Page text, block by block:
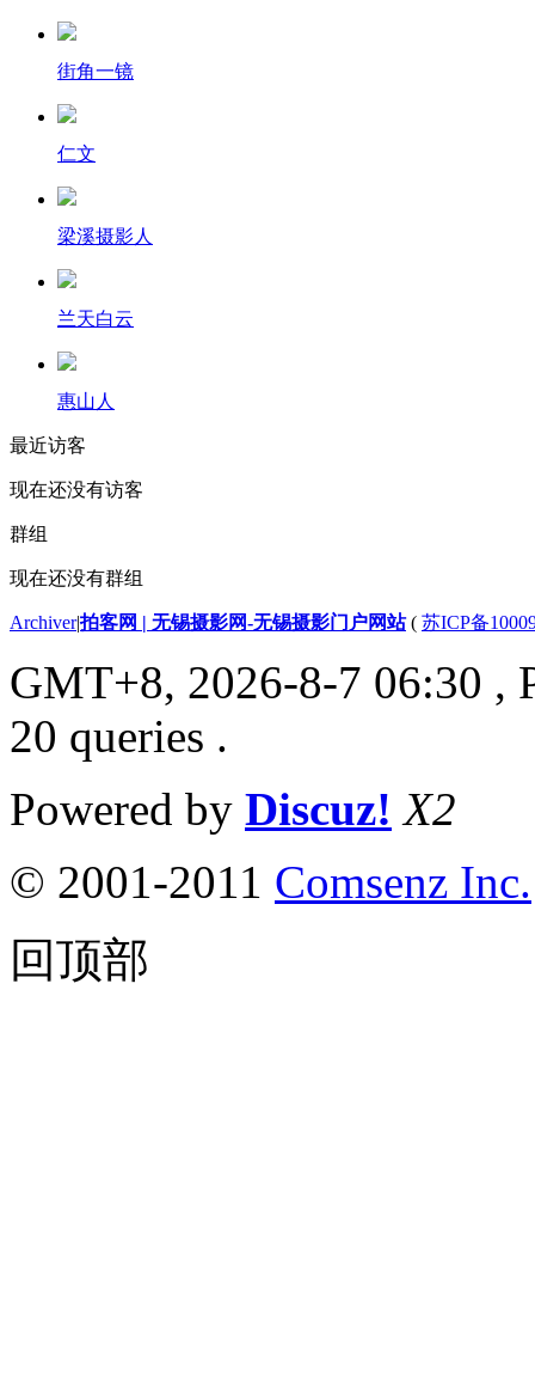
街角一镜
仁文
梁溪摄影人
兰天白云
惠山人
最近访客
现在还没有访客
群组
现在还没有群组
Archiver|拍客网 | 无锡摄影网-无锡摄影门户网站( 苏ICP备
GMT+8, 2026-8-7 06:30 ,
20 queries .
Powered by Discuz! X2
© 2001-2011 Comsenz Inc.
回顶部